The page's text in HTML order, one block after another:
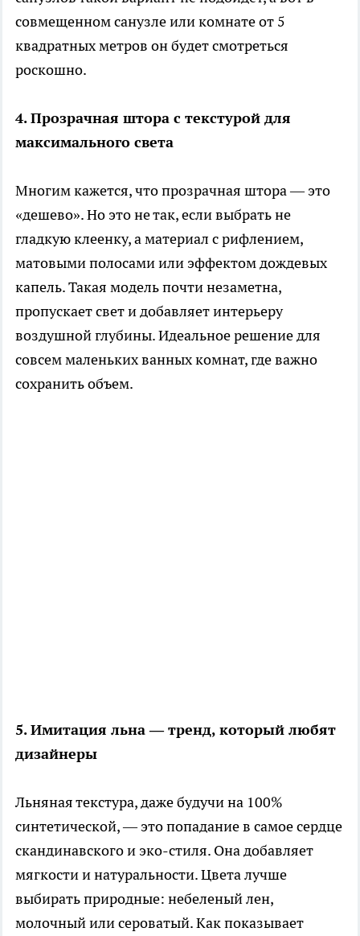
совмещенном санузле или комнате от 5
квадратных метров он будет смотреться
роскошно.
4. Прозрачная штора с текстурой для
максимального света
Многим кажется, что прозрачная штора — это
«дешево». Но это не так, если выбрать не
гладкую клеенку, а материал с рифлением,
матовыми полосами или эффектом дождевых
капель. Такая модель почти незаметна,
пропускает свет и добавляет интерьеру
воздушной глубины. Идеальное решение для
совсем маленьких ванных комнат, где важно
сохранить объем.
5. Имитация льна — тренд, который любят
дизайнеры
Льняная текстура, даже будучи на 100%
синтетической, — это попадание в самое сердце
скандинавского и эко-стиля. Она добавляет
мягкости и натуральности. Цвета лучше
выбирать природные: небеленый лен,
молочный или сероватый. Как показывает